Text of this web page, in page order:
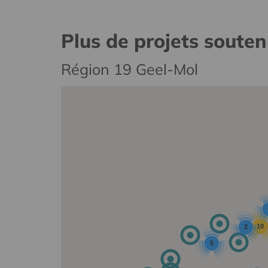
Plus de projets
Région 19 Geel-Mol
10
5
2